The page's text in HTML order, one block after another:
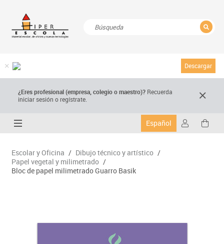
Descargar
¿Eres profesional (empresa, colegio o maestro)? Recuerda
iniciar sesión o regístrate.
Español
Escolar y Oficina / Dibujo técnico y artístico /
Papel vegetal y milimetrado /
Bloc de papel milimetrado Guarro Basik